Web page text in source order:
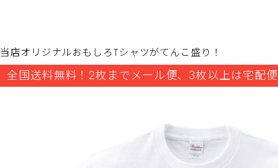
当店オリジナルおもしろTシャツがてんこ盛り！
全国送料無料！2枚までメール便、3枚以上は宅配便